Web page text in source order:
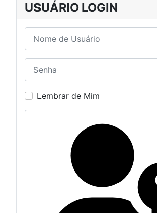
USUÁRIO LOGIN
Nome de Usuário
Lembrar de Mim